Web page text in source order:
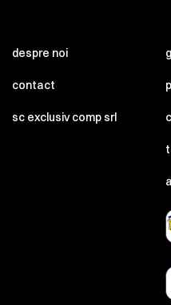
despre noi
contact
sc exclusiv comp srl